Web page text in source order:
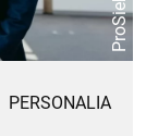
PERSONALIA